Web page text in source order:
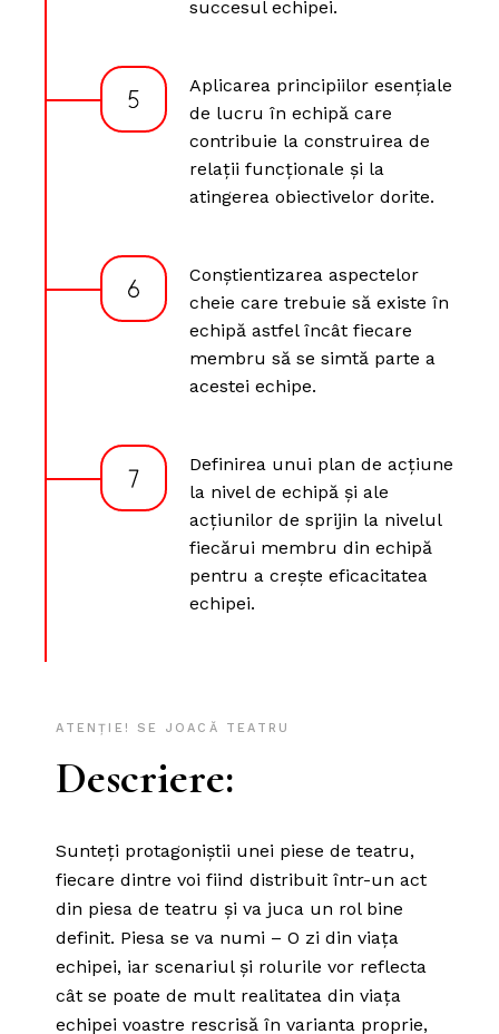
succesul echipei.
Aplicarea principiilor esențiale
de lucru în echipă care
contribuie la construirea de
relații funcționale și la
atingerea obiectivelor dorite.
Conștientizarea aspectelor
cheie care trebuie să existe în
echipă astfel încât fiecare
membru să se simtă parte a
acestei echipe.
Definirea unui plan de acțiune
la nivel de echipă și ale
acțiunilor de sprijin la nivelul
fiecărui membru din echipă
pentru a crește eficacitatea
echipei.
ATENȚIE! SE JOACĂ TEATRU
Descriere:
Sunteți protagoniștii unei piese de teatru,
fiecare dintre voi fiind distribuit într-un act
din piesa de teatru și va juca un rol bine
definit. Piesa se va numi – O zi din viața
echipei, iar scenariul și rolurile vor reflecta
cât se poate de mult realitatea din viața
echipei voastre rescrisă în varianta proprie,